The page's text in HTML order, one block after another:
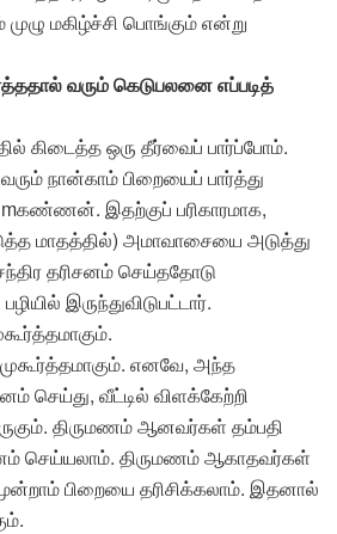
முழு மகிழ்ச்சி பொங்கும் என்று
வரும் கெடுபலனை எப்படித்
கிடைத்த ஒரு தீர்வைப் பார்ப்போம்.
நான்காம் பிறையைப் பார்த்து
இதற்குப் பரிகாரமாக,
மாதத்தில்) அமாவாசையை அடுத்து
தரிசனம் செய்ததோடு
இருந்துவிடுபட்டார்.
எனவே, அந்த
செய்து, வீட்டில் விளக்கேற்றி
திருமணம் ஆனவர்கள் தம்பதி
செய்யலாம். திருமணம் ஆகாதவர்கள்
பிறையை தரிசிக்கலாம். இதனால்